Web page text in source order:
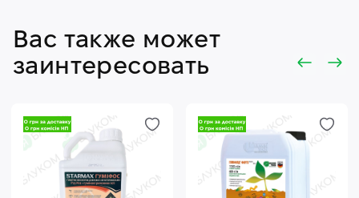
Вас также может
заинтересовать